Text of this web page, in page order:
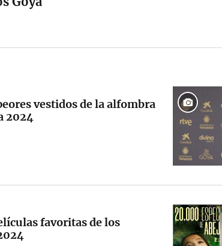
vestidos de la alfombra
2024
favoritas de los